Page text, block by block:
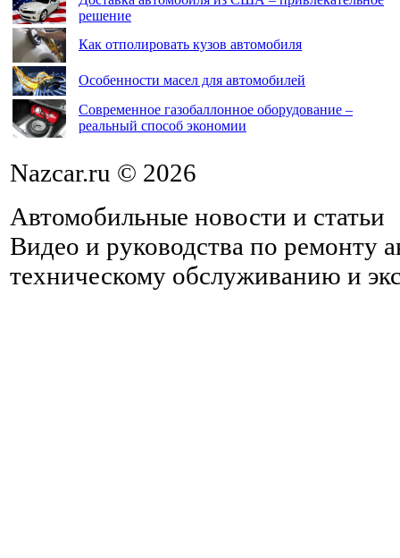
решение
Как отполировать кузов автомобиля
Особенности масел для автомобилей
Современное газобаллонное оборудование –
реальный способ экономии
Nazcar.ru © 2026
Автомобильные новости и статьи
Видео и руководства по ремонту
техническому обслуживанию и